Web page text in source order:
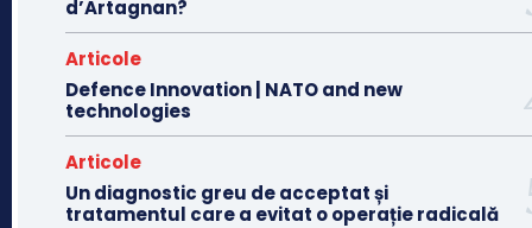
d’Artagnan?
Articole
Defence Innovation | NATO and new
technologies
Articole
Un diagnostic greu de acceptat și
tratamentul care a evitat o operație radicală